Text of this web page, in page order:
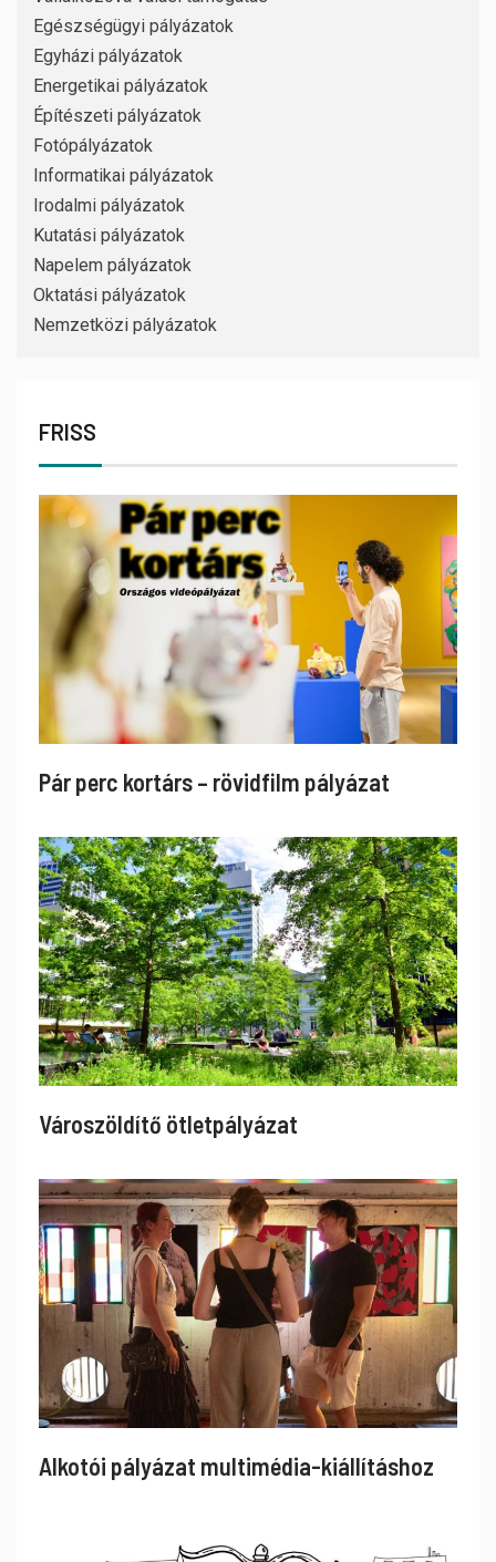
Egészségügyi pályázatok
Egyházi pályázatok
Energetikai pályázatok
Építészeti pályázatok
Fotópályázatok
Informatikai pályázatok
Irodalmi pályázatok
Kutatási pályázatok
Napelem pályázatok
Oktatási pályázatok
Nemzetközi pályázatok
FRISS
Pár perc kortárs – rövidfilm pályázat
Városzöldítő ötletpályázat
Alkotói pályázat multimédia-kiállításhoz